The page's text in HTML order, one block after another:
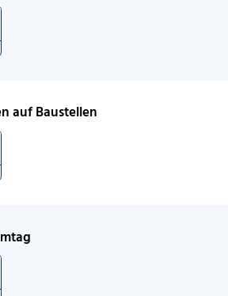
auf Baustellen